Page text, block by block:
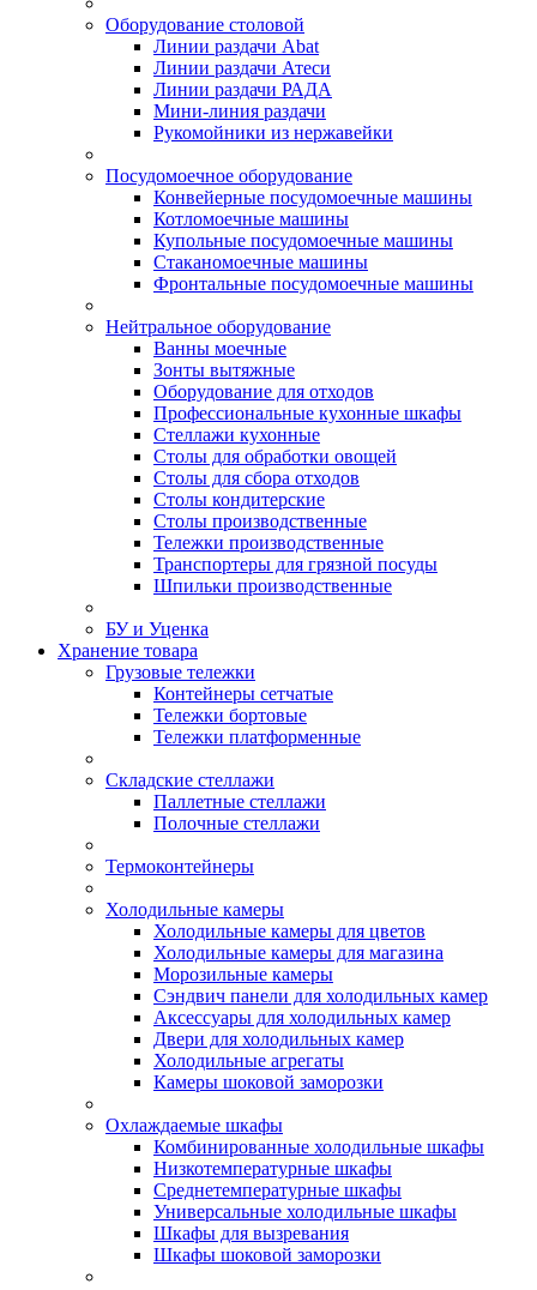
Оборудование столовой
Линии раздачи Abat
Линии раздачи Атеси
Линии раздачи РАДА
Мини-линия раздачи
Рукомойники из нержавейки
Посудомоечное оборудование
Конвейерные посудомоечные машины
Котломоечные машины
Купольные посудомоечные машины
Стаканомоечные машины
Фронтальные посудомоечные машины
Нейтральное оборудование
Ванны моечные
Зонты вытяжные
Оборудование для отходов
Профессиональные кухонные шкафы
Стеллажи кухонные
Столы для обработки овощей
Столы для сбора отходов
Столы кондитерские
Столы производственные
Тележки производственные
Транспортеры для грязной посуды
Шпильки производственные
БУ и Уценка
Хранение товара
Грузовые тележки
Контейнеры сетчатые
Тележки бортовые
Тележки платформенные
Складские стеллажи
Паллетные стеллажи
Полочные стеллажи
Термоконтейнеры
Холодильные камеры
Холодильные камеры для цветов
Холодильные камеры для магазина
Морозильные камеры
Сэндвич панели для холодильных камер
Аксессуары для холодильных камер
Двери для холодильных камер
Холодильные агрегаты
Камеры шоковой заморозки
Охлаждаемые шкафы
Комбинированные холодильные шкафы
Низкотемпературные шкафы
Среднетемпературные шкафы
Универсальные холодильные шкафы
Шкафы для вызревания
Шкафы шоковой заморозки